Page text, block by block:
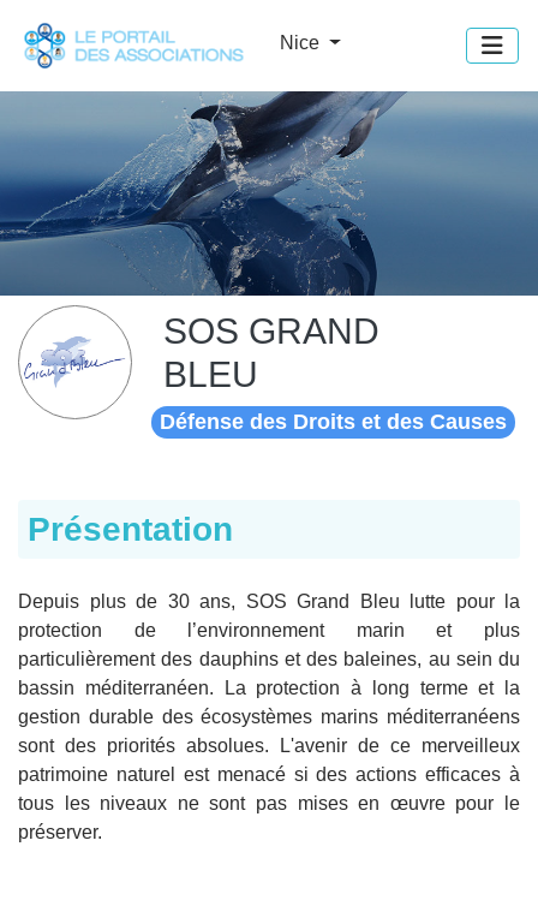
Nice
SOS GRAND
BLEU
Défense des Droits et des Causes
Présentation
Depuis plus de 30 ans, SOS Grand Bleu lutte pour la
protection de l’environnement marin et plus
particulièrement des dauphins et des baleines, au sein du
bassin méditerranéen. La protection à long terme et la
gestion durable des écosystèmes marins méditerranéens
sont des priorités absolues. L'avenir de ce merveilleux
patrimoine naturel est menacé si des actions efficaces à
tous les niveaux ne sont pas mises en œuvre pour le
préserver.